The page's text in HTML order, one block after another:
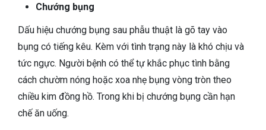
Chướng bụng
Dấu hiệu chướng bụng sau phẫu thuật là gõ tay vào
bụng có tiếng kêu. Kèm với tình trạng này là khó chịu và
tức ngực. Người bệnh có thể tự khắc phục tình bằng
cách chườm nóng hoặc xoa nhẹ bụng vòng tròn theo
chiều kim đồng hồ. Trong khi bị chướng bụng cần hạn
chế ăn uống.